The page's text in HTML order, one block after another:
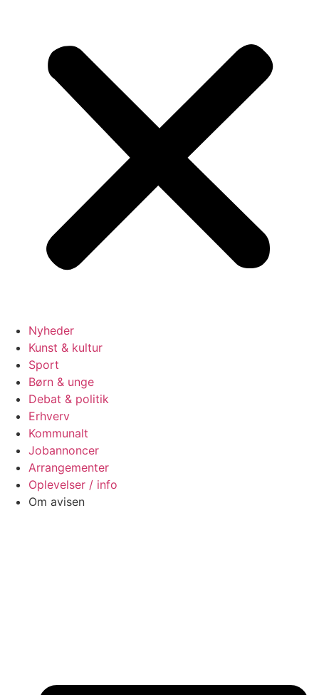
Nyheder
Kunst & kultur
Sport
Børn & unge
Debat & politik
Erhverv
Kommunalt
Jobannoncer
Arrangementer
Oplevelser / info
Om avisen